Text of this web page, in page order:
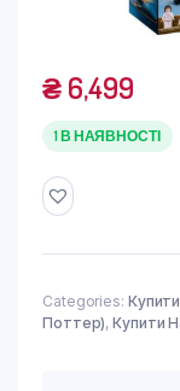
₴6,499
1 В НАЯВНОСТІ
Categories:
Поттер),Купити